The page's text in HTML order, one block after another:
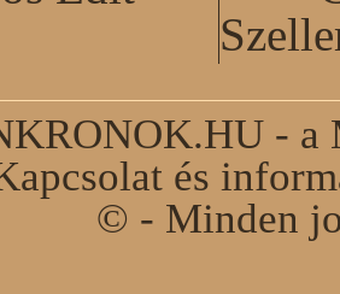
- a
és
© - Minden